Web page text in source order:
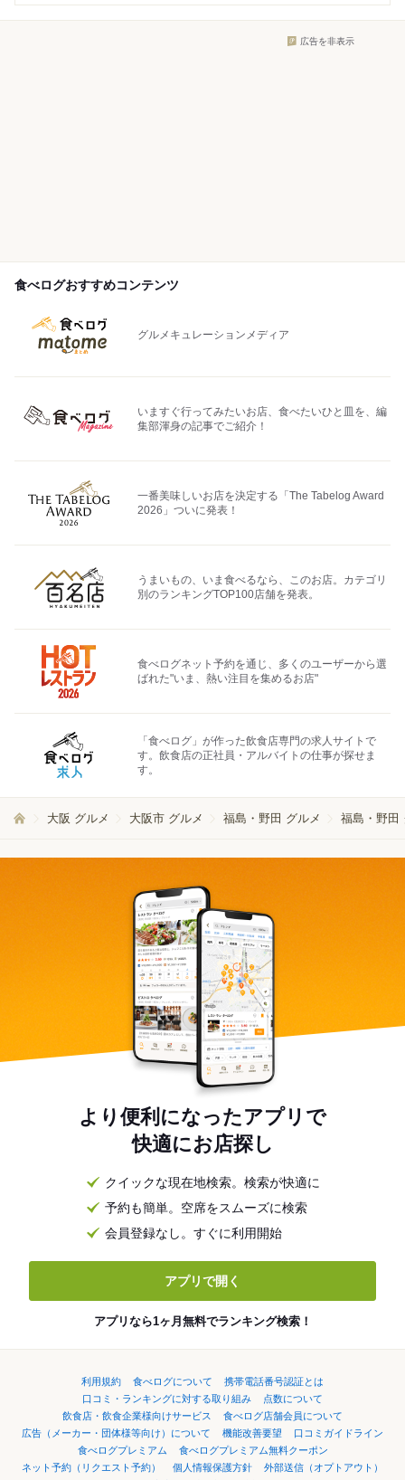
広告を非表示
食べログおすすめコンテンツ
グルメキュレーションメディア
いますぐ行ってみたいお店、食べたいひと皿を、編
集部渾身の記事でご紹介！
一番美味しいお店を決定する「The Tabelog Award
2026」ついに発表！
うまいもの、いま食べるなら、このお店。カテゴリ
別のランキングTOP100店舗を発表。
食べログネット予約を通じ、多くのユーザーから選
ばれた"いま、熱い注目を集めるお店"
「食べログ」が作った飲食店専門の求人サイトで
す。飲食店の正社員・アルバイトの仕事が探せま
す。
大阪 グルメ 大阪市 グルメ 福島・野田 グルメ 福島・野田
より便利になったアプリで
快適にお店探し
クイックな現在地検索。検索が快適に
予約も簡単。空席をスムーズに検索
会員登録なし。すぐに利用開始
アプリで開く
アプリなら1ヶ月無料でランキング検索！
利用規約 食べログについて
携帯電話番号認証とは
口コミ・ランキングに対する取り組み
点数について
飲食店・飲食企業様向けサービス
食べログ店舗会員について
広告（メーカー・団体様等向け）について
機能改善要望
口コミガイドライン
食べログプレミアム
食べログプレミアム無料クーポン
ネット予約（リクエスト予約）
個人情報保護方針
外部送信（オプトアウト）